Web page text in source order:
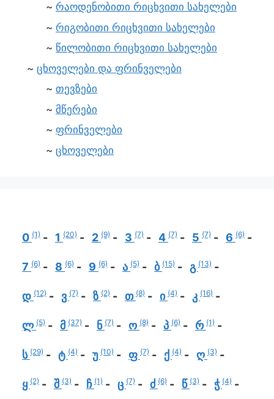
რაოდენობითი რიცხვითი სახელები
რიგობითი რიცხვითი სახელები
წილობითი რიცხვითი სახელები
ცხოველები და ფრინველები
თევზები
მწერები
ფრინველები
ცხოველები
0 (1) 1 (20) 2 (9) 3 (7) 4 (7) 5 (7) 6 (6)
7 (6) 8 (6) 9 (6) ა (5) ბ (15) გ (13)
დ (12) ვ (7) ზ (2) თ (8) ი (4) კ (16)
ლ (5) მ (37) ნ (7) ო (8) პ (6) რ (1)
ს (29) ტ (4) უ (10) ფ (7) ქ (4) ღ (3)
ყ (2) შ (3) ჩ (1) ც (7) ძ (6) წ (3) ჭ (4)